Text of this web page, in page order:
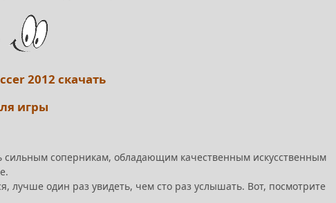
2012 скачать
игры
сильным соперникам, обладающим качественным искусственным
лучше один раз увидеть, чем сто раз услышать. Вот, посмотрите